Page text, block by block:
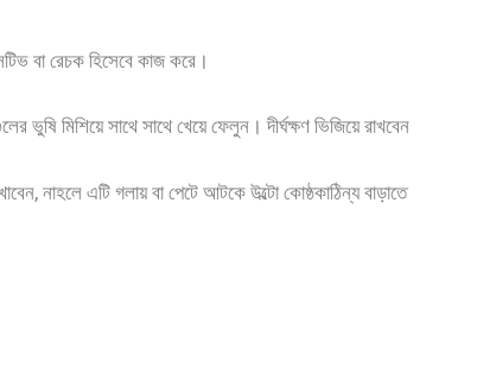
বা রেচক হিসেবে কাজ করে।
মিশিয়ে সাথে সাথে খেয়ে ফেলুন। দীর্ঘক্ষণ ভিজিয়ে রাখবেন
নাহলে এটি গলায় বা পেটে আটকে উল্টো কোষ্ঠকাঠিন্য বাড়াতে